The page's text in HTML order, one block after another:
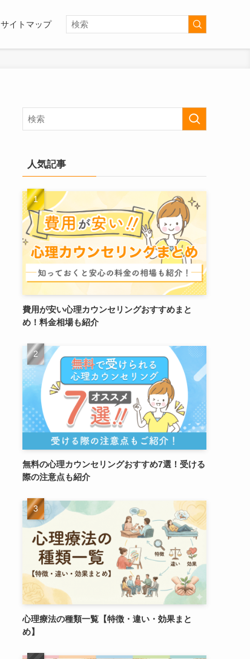
サイトマップ
人気記事
費用が安い心理カウンセリングおすすめまと
め！料金相場も紹介
無料の心理カウンセリングおすすめ7選！受ける
際の注意点も紹介
心理療法の種類一覧【特徴・違い・効果まと
め】